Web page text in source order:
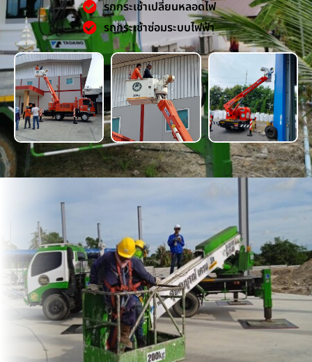
รถกระเช้าเปลี่ยนหลอดไฟ
รถกระเช้าซ่อมระบบไฟฟ้า